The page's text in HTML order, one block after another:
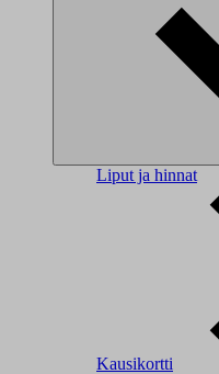
Liput ja hinnat
Kausikortti